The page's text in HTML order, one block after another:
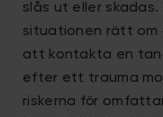
slås ut eller
situationen rätt om
att kontakta en
efter ett trauma
riskerna för